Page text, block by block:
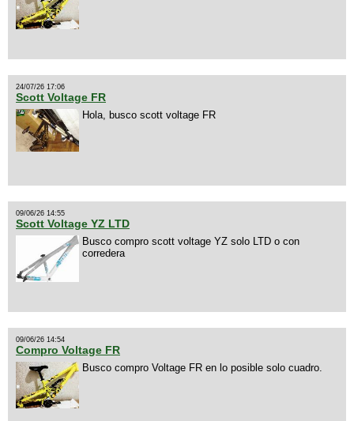
24/07/26 17:06
Scott Voltage FR
Hola, busco scott voltage FR
09/06/26 14:55
Scott Voltage YZ LTD
Busco compro scott voltage YZ solo LTD o con
corredera
09/06/26 14:54
Compro Voltage FR
Busco compro Voltage FR en lo posible solo cuadro.